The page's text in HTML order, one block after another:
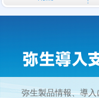
弥生製品情報、導